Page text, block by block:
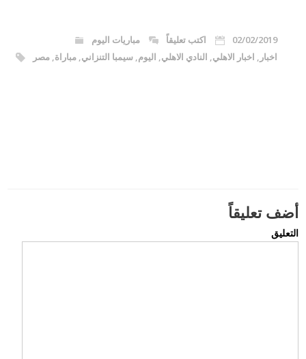
02/02/2019 اكتب تعليقاً
مباريات اليوم
اخبار , اخبار الاهلي, النادي الاهلي, اليوم,سيمبا التنزاني,مباراة,مصر
أضف تعليقاً
التعليق